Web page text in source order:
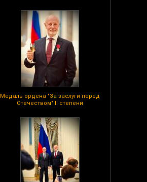
Медаль ордена "За заслуги перед
Отечеством" II степени